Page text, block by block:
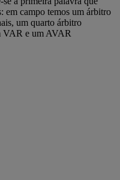
em campo temos um árbitro
um quarto árbitro
VAR e um AVAR